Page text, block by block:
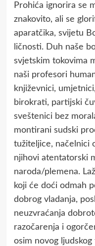
Prohića ignorira se
znakovito, ali se
aparatčika, svijetu
ličnosti. Duh naše
svjetskim tokovima
naši profesori
književnici,
birokrati, partijski
sveštenici bez
montirani sudski
tužiteljice, načelnici
njihovi atentatorski
naroda/plemena.
koji će doći odmah
dobrog vladanja,
neuzvraćanja
razočarenja i
osim novog